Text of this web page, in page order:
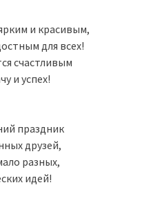
и красивым,
для всех!
счастливым
и успех!
праздник
друзей,
разных,
идей!